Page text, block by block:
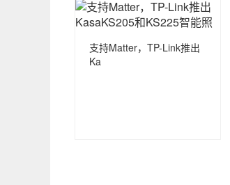
支持Matter，TP-Link推出
Ka